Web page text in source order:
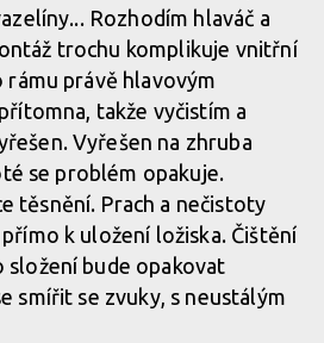
Rozhodím hlaváč a
trochu komplikuje vnitřní
právě hlavovým
takže vyčistím a
Vyřešen na zhruba
se problém opakuje.
těsnění. Prach a nečistoty
k uložení ložiska. Čištění
složení bude opakovat
smířit se zvuky, s neustálým